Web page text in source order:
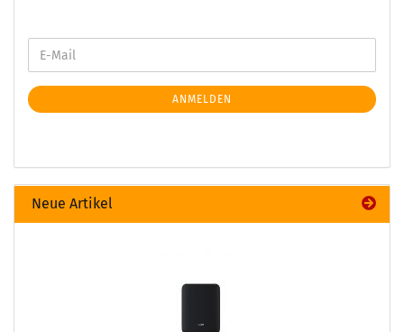
ANMELDEN
Neue Artikel